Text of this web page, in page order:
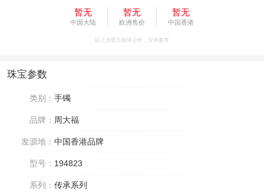
暂无
中国大陆
暂无
欧洲售价
暂无
中国香港
以上为官方媒体公价，仅供参考
珠宝参数
类别： 手镯
品牌： 周大福
发源地： 中国香港品牌
型号： 194823
系列： 传承系列